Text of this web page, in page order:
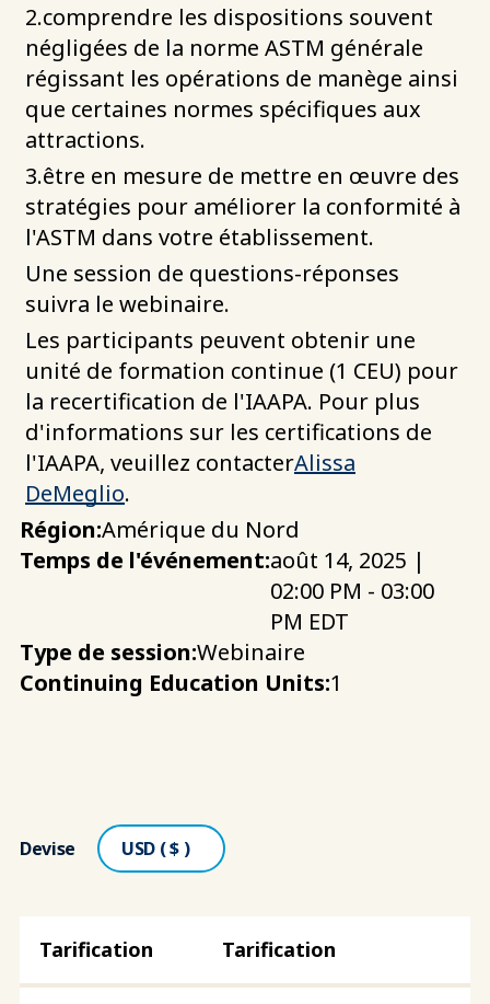
2.comprendre les dispositions souvent
négligées de la norme ASTM générale
régissant les opérations de manège ainsi
que certaines normes spécifiques aux
attractions.
3.être en mesure de mettre en œuvre des
stratégies pour améliorer la conformité à
l'ASTM dans votre établissement.
Une session de questions-réponses
suivra le webinaire.
Les participants peuvent obtenir une
unité de formation continue (1 CEU) pour
la recertification de l'IAAPA. Pour plus
d'informations sur les certifications de
l'IAAPA, veuillez contacterAlissa
DeMeglio.
Région:Amérique du Nord
Temps de l'événement:août 14, 2025 |
02:00 PM - 03:00
PM EDT
Type de session:Webinaire
Continuing Education Units:1
Devise
Tarification